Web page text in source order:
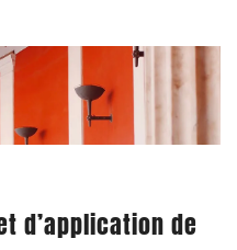
d’application de